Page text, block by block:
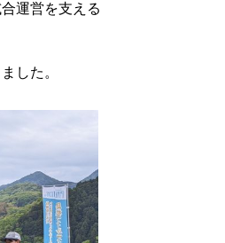
運営を支える
した。